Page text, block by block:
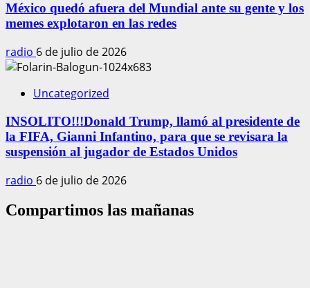
México quedó afuera del Mundial ante su gente y los
memes explotaron en las redes
radio 6 de julio de 2026
Uncategorized
INSOLITO!!!Donald Trump, llamó al presidente de
la FIFA, Gianni Infantino, para que se revisara la
suspensión al jugador de Estados Unidos
radio 6 de julio de 2026
Compartimos las mañanas